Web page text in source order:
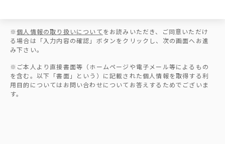
※個人情報の取り扱いについてをお読みいただき、ご同意いただけ
る場合は「入力内容の確認」ボタンをクリックし、次の画面へお進
み下さい。
※ご本人より直接書面等（ホームページや電子メール等によるもの
を含む。以下「書面」という）に記載された個人情報を取得する利
用目的についてはお問い合わせについてお答えするためでございま
す。